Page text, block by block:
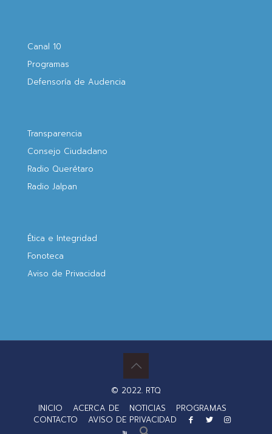
Canal 10
Programas
Defensoría de Audencia
Transparencia
Consejo Ciudadano
Radio Querétaro
Radio Jalpan
Ética e Integridad
Fonoteca
Aviso de Privacidad
© 2022. RTQ
INICIO
ACERCA DE NOTICIAS
PROGRAMAS
CONTACTO
AVISO DE PRIVACIDAD